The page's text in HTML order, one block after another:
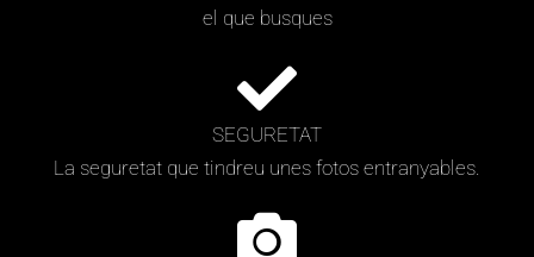
el que busques
SEGURETAT
La seguretat que tindreu unes fotos entranyables.